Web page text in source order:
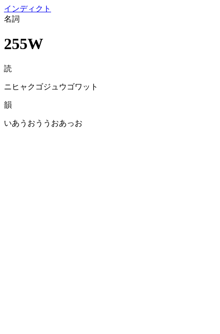
インディクト
名詞
255W
読
ニヒャクゴジュウゴワット
韻
いあうおううおあっお